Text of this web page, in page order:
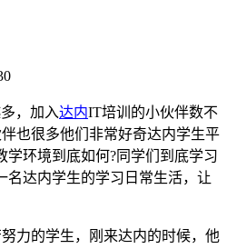
，加入达内IT培训的小伙伴数不
也很多他们非常好奇达内学生平
学环境到底如何?同学们到底学习
名达内学生的学习日常生活，让
力的学生，刚来达内的时候，他